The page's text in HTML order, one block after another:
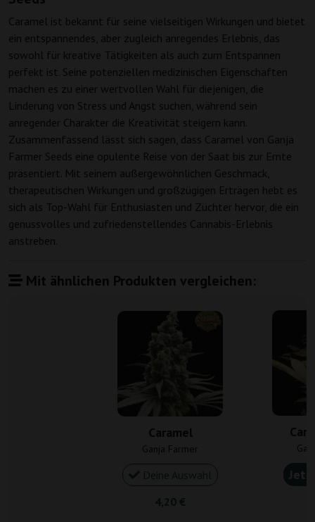
Caramel ist bekannt für seine vielseitigen Wirkungen und bietet
ein entspannendes, aber zugleich anregendes Erlebnis, das
sowohl für kreative Tätigkeiten als auch zum Entspannen
perfekt ist. Seine potenziellen medizinischen Eigenschaften
machen es zu einer wertvollen Wahl für diejenigen, die
Linderung von Stress und Angst suchen, während sein
anregender Charakter die Kreativität steigern kann.
Zusammenfassend lässt sich sagen, dass Caramel von Ganja
Farmer Seeds eine opulente Reise von der Saat bis zur Ernte
präsentiert. Mit seinem außergewöhnlichen Geschmack,
therapeutischen Wirkungen und großzügigen Erträgen hebt es
sich als Top-Wahl für Enthusiasten und Züchter hervor, die ein
genussvolles und zufriedenstellendes Cannabis-Erlebnis
anstreben.
Mit ähnlichen Produkten vergleichen:
Caramel
Ganja Farmer